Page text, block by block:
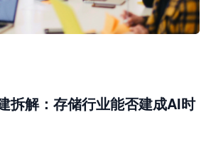
拆解：存储行业能否建成AI时